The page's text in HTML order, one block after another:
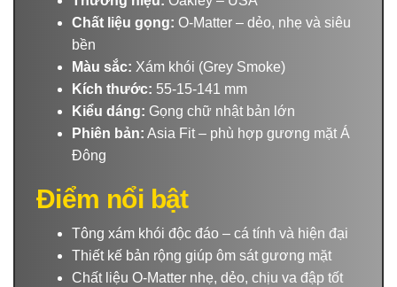
Chất liệu gọng: O-Matter – dẻo, nhẹ và siêu
bền
Màu sắc: Xám khói (Grey Smoke)
Kích thước: 55-15-141 mm
Kiểu dáng: Gọng chữ nhật bản lớn
Phiên bản: Asia Fit – phù hợp gương mặt Á
Đông
Điểm nổi bật
Tông xám khói độc đáo – cá tính và hiện đại
Thiết kế bản rộng giúp ôm sát gương mặt
Chất liệu O-Matter nhẹ, dẻo, chịu va đập tốt